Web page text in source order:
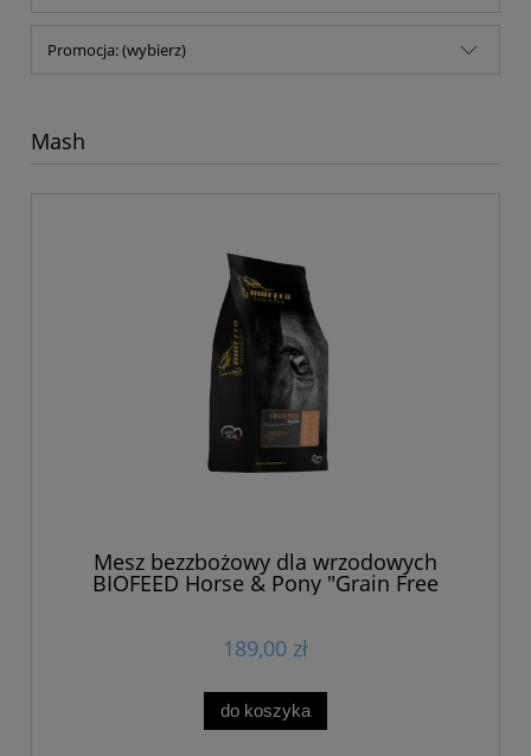
Promocja: (wybierz)
Mash
Mesz bezzbożowy dla wrzodowych
BIOFEED Horse & Pony "Grain Free
Mash" 20 kg
189,00 zł
do koszyka